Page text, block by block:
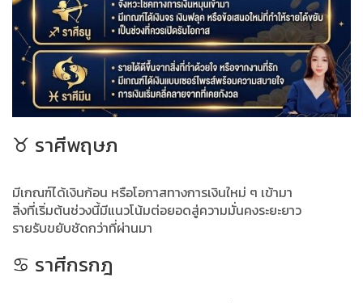
♉ ราศีพฤษภ
มีเกณฑ์ได้เงินก้อน หรือโอกาสทางการเงินใหม่ ๆ เข้ามา
สิ่งที่เริ่มต้นช่วงนี้มีแนวโน้มต่อยอดสู่ความมั่นคงระยะยาว
รายรับขยับชัดกว่าที่ผ่านมา
♋ ราศีกรกฎ